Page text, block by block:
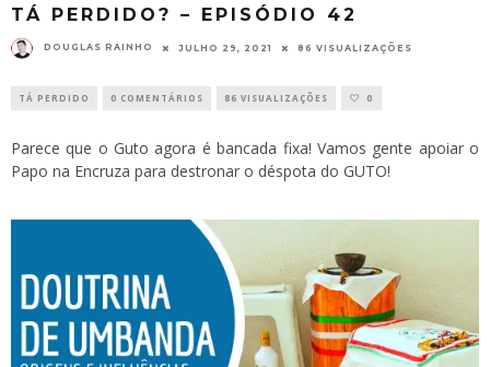
TÁ PERDIDO? – EPISÓDIO 42
DOUGLAS RAINHO JULHO 29, 2021 86 VISUALIZAÇÕES
TÁ PERDIDO 0 COMENTÁRIOS 86 VISUALIZAÇÕES 0
Parece que o Guto agora é bancada fixa! Vamos gente apoiar o
Papo na Encruza para destronar o déspota do GUTO!